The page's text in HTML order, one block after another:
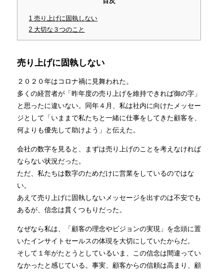
1 売り上げに固執しない
2 大切な３つのこと
売り上げに固執しない
２０２０年はコロナ禍に見舞われた。
多くの経営者が「昨年度の売り上げを維持できれば御の字」
と思ったに違いない。同年４月、私は社内に向けたメッセー
ジとして「いままで私たちと一緒に仕事をしてきた顧客を、
何よりも優先して助けよう」と伝えた。
会社の数字を見ると、まずは売り上げのことを考えなければ
ならない状況だった。
ただ、私たちは数字のためだけに営業をしているのではな
い。
あえて売り上げに固執しないメッセージを出すのは不安でも
あるが、信念は貫くつもりだった。
なぜなら私は、「顧客の理念やビジョンの実現」を念頭に置
いたインサイトセールスの体現を大切にしていたからだ。
そして１年がたとうとしているいま、この信念は間違ってい
なかったと感じている。事実、顧客からの信頼は高まり、顧